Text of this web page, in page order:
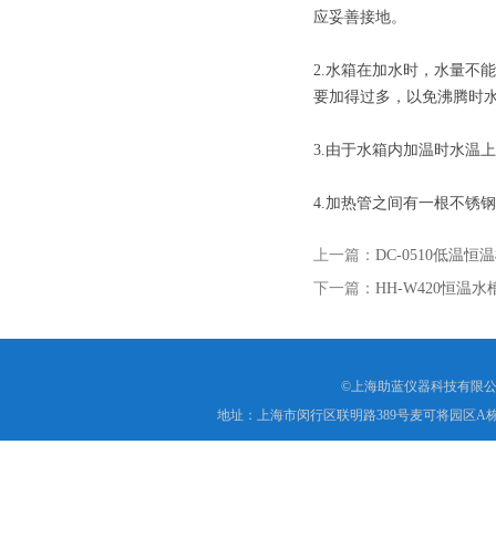
应妥善接地。
2.水箱在加水时，水量不
要加得过多，以免沸腾时
3.由于水箱内加温时水温
4.加热管之间有一根不锈
上一篇： DC-0510低温恒
下一篇： HH-W420恒温水
©上海助蓝仪器科技有限
地址：上海市闵行区联明路389号麦可将园区A